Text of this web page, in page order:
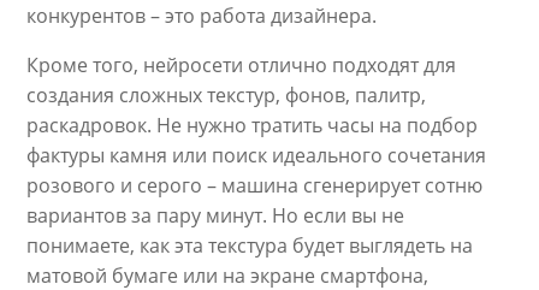
конкурентов – это работа дизайнера.
Кроме того, нейросети отлично подходят для
создания сложных текстур, фонов, палитр,
раскадровок. Не нужно тратить часы на подбор
фактуры камня или поиск идеального сочетания
розового и серого – машина сгенерирует сотню
вариантов за пару минут. Но если вы не
понимаете, как эта текстура будет выглядеть на
матовой бумаге или на экране смартфона,